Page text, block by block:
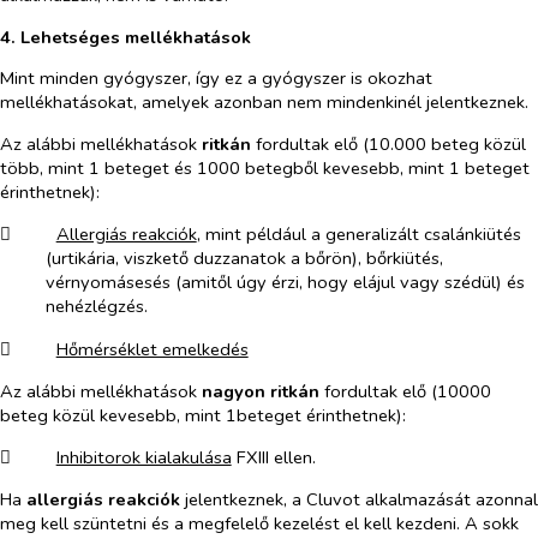
4. Lehetséges mellékhatások
Mint minden gyógyszer, így ez a gyógyszer is okozhat
mellékhatásokat, amelyek azonban nem mindenkinél jelentkeznek.
Az alábbi mellékhatások ritkán fordultak elő (10.000 beteg közül
több, mint 1 beteget és 1000 betegből kevesebb, mint 1 beteget
érinthetnek):
​
Allergiás reakciók, mint például a generalizált csalánkiütés
(urtikária, viszkető duzzanatok a bőrön), bőrkiütés,
vérnyomásesés (amitől úgy érzi, hogy elájul vagy szédül) és
nehézlégzés.
​
Hőmérséklet emelkedés
Az alábbi mellékhatások nagyon ritkán fordultak elő (10000
beteg közül kevesebb, mint 1beteget érinthetnek):
​
Inhibitorok kialakulása FXIII ellen.
Ha allergiás reakciók jelentkeznek, a Cluvot alkalmazását azonnal
meg kell szüntetni és a megfelelő kezelést el kell kezdeni. A sokk